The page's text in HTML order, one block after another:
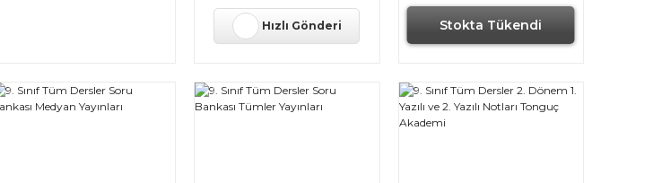
Hızlı Gönderi Stokta Tükendi